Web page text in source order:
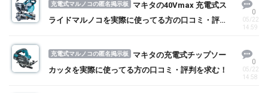
充電式マルノコの匿名掲示板
マキタの40Vmax 充電式ス
ライドマルノコを実際に使ってる方の口コミ・評判
0
05/22
14:59
充電式マルノコの匿名掲示板
マキタの充電式チップソー
カッタを実際に使ってる方の口コミ・評判を求む！
0
05/22
14:58